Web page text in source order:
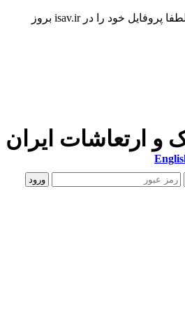
اعضای محترم انجمن لطفا پروفایل خود را در isav.ir بروز
ارتعاشات ایران